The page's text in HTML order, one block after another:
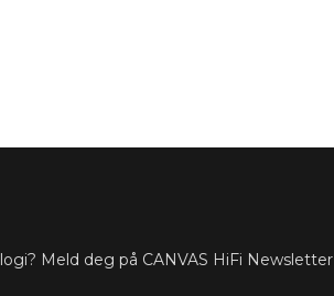
TILKOBLING
HDMI
Meld deg på CANVAS HiFi